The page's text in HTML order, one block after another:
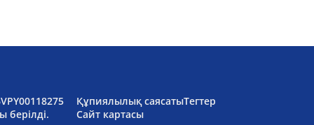
берілді.
Құпиялылық саясатыТегтер
Сайт картасы